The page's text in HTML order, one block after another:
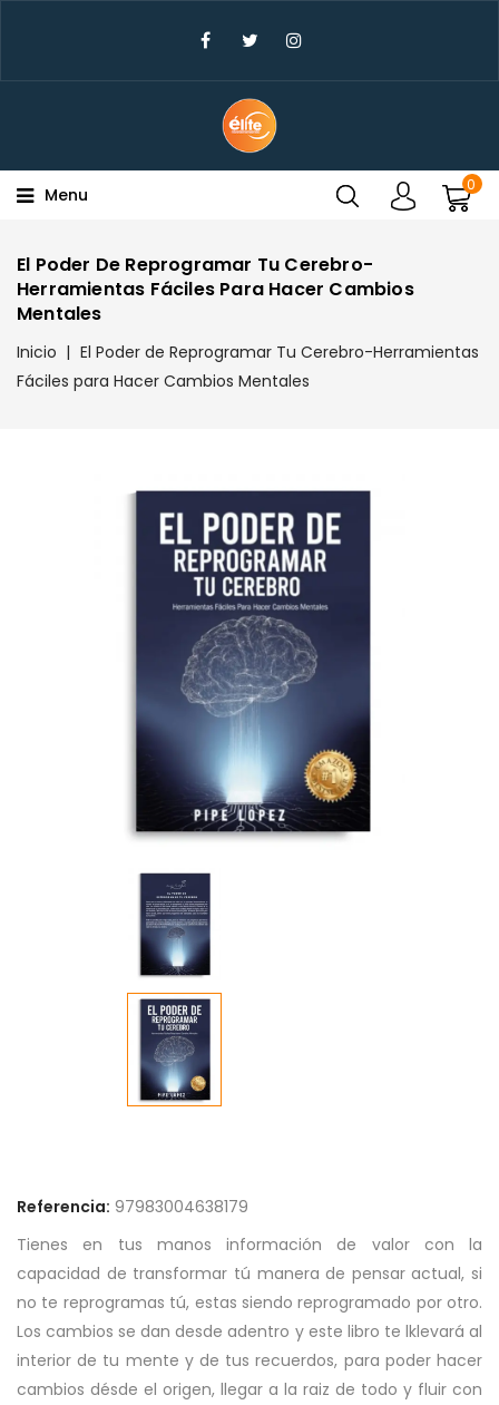
0
Menu
El Poder De Reprogramar Tu Cerebro-
Herramientas Fáciles Para Hacer Cambios
Mentales
Inicio
El Poder de Reprogramar Tu Cerebro-Herramientas
Fáciles para Hacer Cambios Mentales
Referencia: 97983004638179
Tienes en tus manos información de valor con la
capacidad de transformar tú manera de pensar actual, si
no te reprogramas tú, estas siendo reprogramado por otro.
Los cambios se dan desde adentro y este libro te lklevará al
interior de tu mente y de tus recuerdos, para poder hacer
cambios désde el origen, llegar a la raiz de todo y fluir con
Create Wishlist